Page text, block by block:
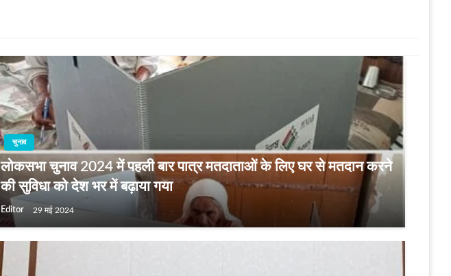
चुनाव
लोकसभा चुनाव 2024 में पहली बार पात्र मतदाताओं के लिए घर से मतदान करने
की सुविधा को देश भर में बढ़ाया गया
Editor 29 मई 2024